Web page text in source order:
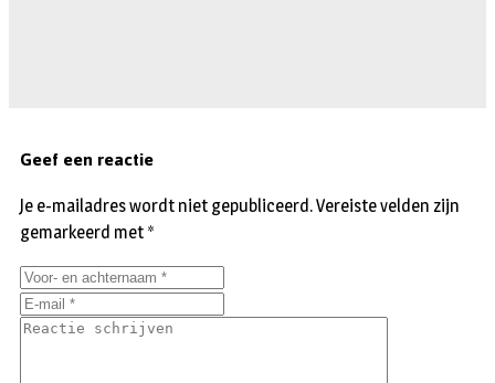
Geef een reactie
Je e-mailadres wordt niet gepubliceerd.Vereiste velden zijn
gemarkeerd met *